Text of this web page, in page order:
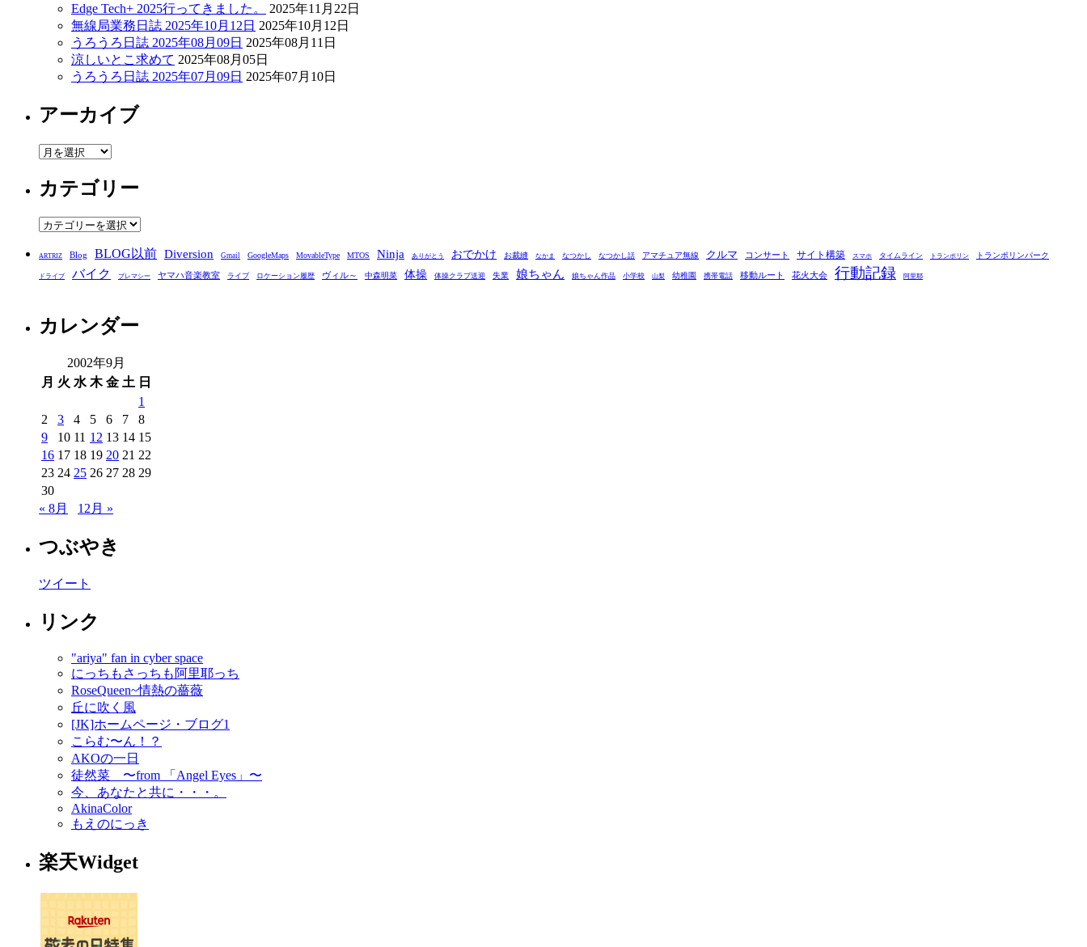
Edge Tech+ 2025行ってきました。
2025年11月22日
無線局業務日誌 2025年10月12日 2025年10月12日
うろうろ日誌 2025年08月09日 2025年08月11日
涼しいとこ求めて 2025年08月05日
うろうろ日誌 2025年07月09日 2025年07月10日
アーカイブ
ア
カ
イ
ブ
カテゴリー
カ
ゴ
リ
ARTRIZ Blog BLOG以前 Diversion Gmail GoogleMaps MovableType MTOS Ninja ありがとう おでかけ お裁縫 なかま なつかし なつかし話 アマチュア無線 クルマ コンサート サイト構築 スマホ タイムライン トランポリン トランポリンパーク
ドライブ バイク プレマシー ヤマハ音楽教室 ライブ ロケーション履歴 ヴィル～ 中森明菜 体操 体操クラブ送迎 失業 娘ちゃん 娘ちゃん作品 小学校 山梨 幼稚園 携帯電話 移動ルート 花火大会 行動記録 阿里耶
カレンダー
2002年9月
月 火 水 木 金 土 日
1
2
3 4 5 6 7
8
9
10 11 12 13 14 15
16 17 18 19 20 21 22
23 24 25 26 27 28 29
30
« 8月
12月 »
つぶやき
ツイート
リンク
"ariya" fan in cyber space
にっちもさっちも阿里耶っち
RoseQueen~情熱の薔薇
丘に吹く風
[JK]ホームページ・ブログ1
こらむ〜ん！？
AKOの一日
徒然菜 〜from 「Angel Eyes」〜
今、あなたと共に・・・。
AkinaColor
もえのにっき
楽天Widget